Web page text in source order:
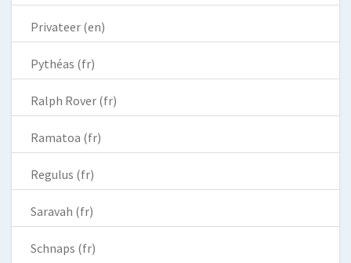
Privateer (en)
Pythéas (fr)
Ralph Rover (fr)
Ramatoa (fr)
Regulus (fr)
Saravah (fr)
Schnaps (fr)